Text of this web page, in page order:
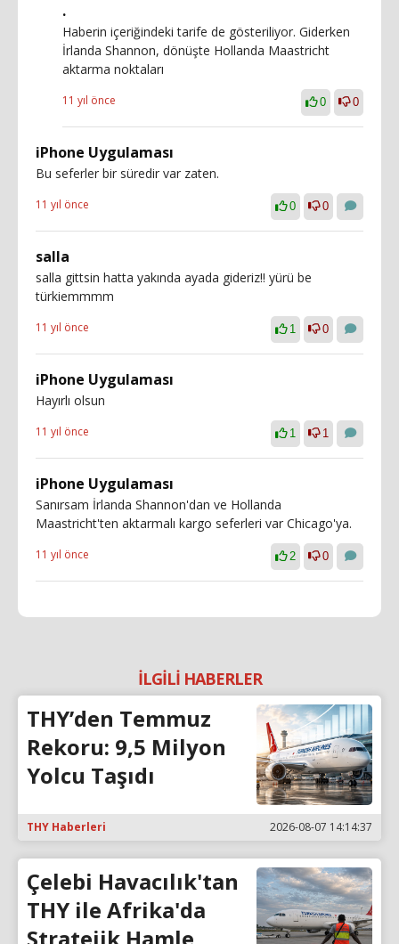
.
Haberin içeriğindeki tarife de gösteriliyor. Giderken
İrlanda Shannon, dönüşte Hollanda Maastricht
aktarma noktaları
11 yıl önce 0 0
iPhone Uygulaması
Bu seferler bir süredir var zaten.
11 yıl önce 0 0
salla
salla gittsin hatta yakında ayada gideriz!! yürü be
türkiemmmm
11 yıl önce 1 0
iPhone Uygulaması
Hayırlı olsun
11 yıl önce 1 1
iPhone Uygulaması
Sanırsam İrlanda Shannon'dan ve Hollanda
Maastricht'ten aktarmalı kargo seferleri var Chicago'ya.
11 yıl önce 2 0
İLGİLİ HABERLER
THY’den Temmuz
Rekoru: 9,5 Milyon
Yolcu Taşıdı
THY Haberleri 2026-08-07 14:14:37
Çelebi Havacılık'tan
THY ile Afrika'da
Stratejik Hamle